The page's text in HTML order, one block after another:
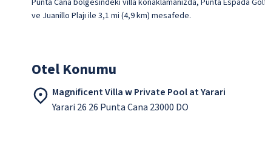
Punta Cana bölgesindeki villa konaklamanızda, Punta Espada
ve Juanillo Plajı ile 3,1 mi (4,9 km) mesafede.
Otel Konumu
Magnificent Villa w Private Pool at Yarari
Yarari 26 26 Punta Cana 23000 DO